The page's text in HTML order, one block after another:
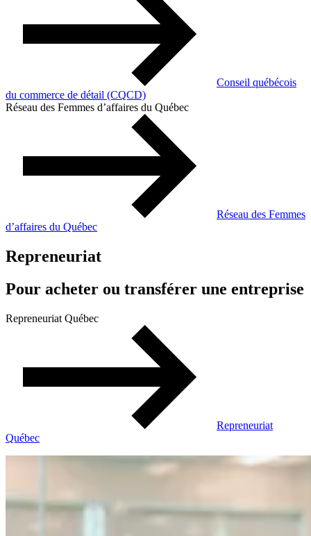
Conseil québécois
du commerce de détail (CQCD)
Réseau des Femmes d’affaires du Québec
Réseau des Femmes
d’affaires du Québec
Repreneuriat
Pour acheter ou transférer une entreprise
Repreneuriat Québec
Repreneuriat
Québec